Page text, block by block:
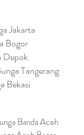
Jakarta
Bogor
Depok
Tangerang
Bekasi
Banda Aceh